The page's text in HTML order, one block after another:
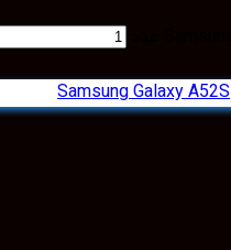
Samsung Galaxy A52S